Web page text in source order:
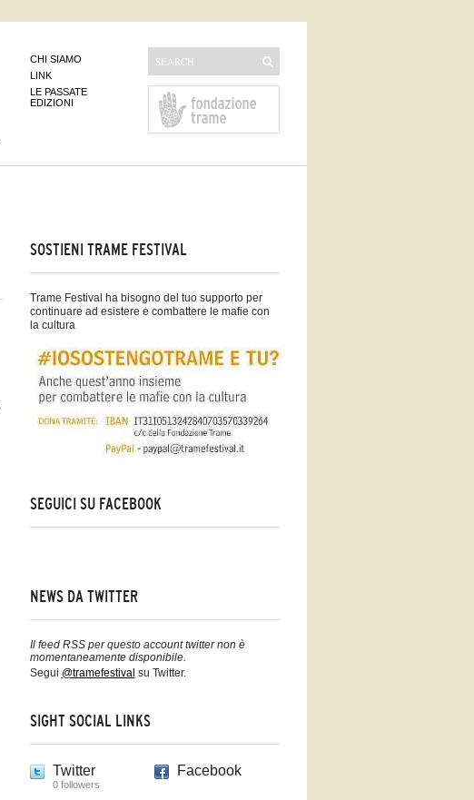
CHI SIAMO
LINK
LE PASSATE
EDIZIONI
SOSTIENI TRAME FESTIVAL
Trame Festival ha bisogno del tuo supporto per
continuare ad esistere e combattere le mafie con
la cultura
SEGUICI SU FACEBOOK
NEWS DA TWITTER
Il feed RSS per questo account twitter non è
momentaneamente disponibile.
Segui @tramefestival su Twitter.
SIGHT SOCIAL LINKS
Twitter
0 followers
Facebook